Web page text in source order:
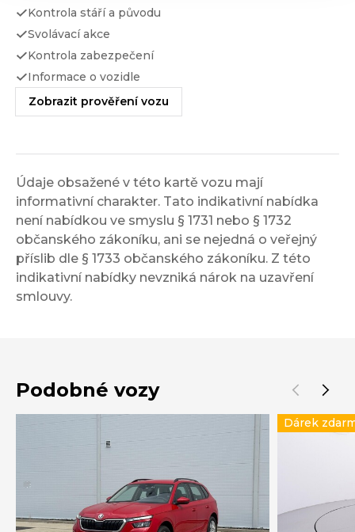
Kontrola stáří a původu
Svolávací akce
Kontrola zabezpečení
Informace o vozidle
Zobrazit prověření vozu
Údaje obsažené v této kartě vozu mají
informativní charakter. Tato indikativní nabídka
není nabídkou ve smyslu § 1731 nebo § 1732
občanského zákoníku, ani se nejedná o veřejný
příslib dle § 1733 občanského zákoníku. Z této
indikativní nabídky nevzniká nárok na uzavření
smlouvy.
Podobné vozy
Dárek